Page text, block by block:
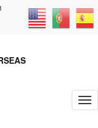
visitors